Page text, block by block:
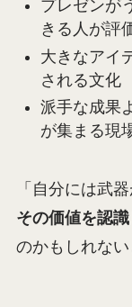
プレゼンが
きる人が評
大きなアイ
される文化
派手な成果
が集まる現
「自分には武
その価値を認
のかもしれない